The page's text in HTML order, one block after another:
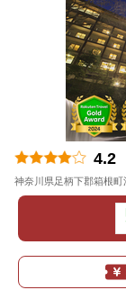
4.2
神奈川県足柄下郡箱根町